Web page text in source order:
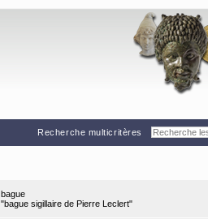
Recherche multicritères
bague
"bague sigillaire de Pierre Leclert"